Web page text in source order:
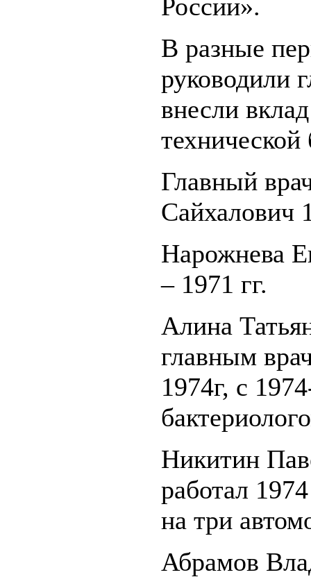
России».
В разные
руководили
внесли
технической
Главный
Сайхалович
Нарожнева
– 1971 гг.
Алина
главным
1974г, с
Никитин
работал
на три
Абрамов